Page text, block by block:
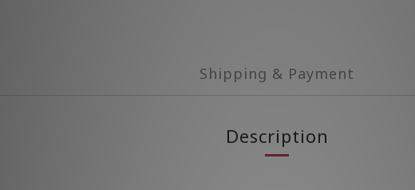
Shipping & Payment
Description